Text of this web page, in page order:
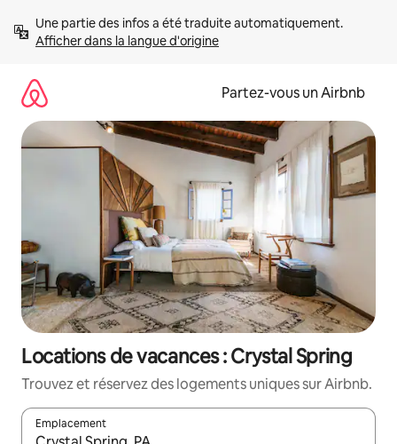
directement
Afficher dans la langue d'origine
Partez-vous un Airbnb
Locations de vacances : Crystal Spring
Trouvez et réservez des logements uniques sur Airbnb.
Emplacement
Quand les résultats sont affichés, parcourez-les en utilisant